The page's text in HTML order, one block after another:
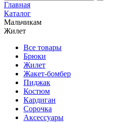
Главная
Каталог
Мальчикам
Жилет
Все товары
Брюки
Жилет
Жакет-бомбер
Пиджак
Костюм
Кардиган
Сорочка
Аксессуары